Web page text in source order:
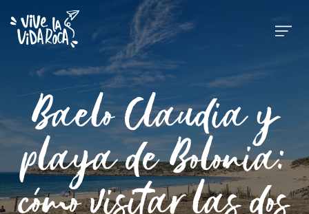
Baelo Claudia y
playa de Bolonia: